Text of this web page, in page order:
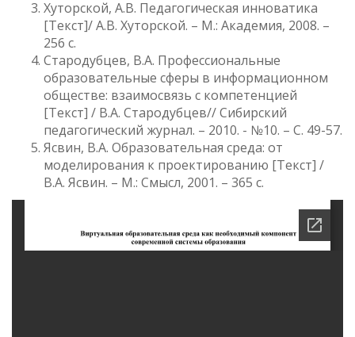
Хуторской, А.В. Педагогическая инноватика
[Текст]/ А.В. Хуторской. – М.: Академия, 2008. –
256 с.
Стародубцев, В.А. Профессиональные
образовательные сферы в информационном
обществе: взаимосвязь с компетенцией
[Текст] / В.А. Стародубцев// Сибирский
педагогический журнал. – 2010. - №10. – С. 49-57.
Ясвин, В.А. Образовательная среда: от
моделирования к проектированию [Текст] /
В.А. Ясвин. – М.: Смысл, 2001. – 365 с.